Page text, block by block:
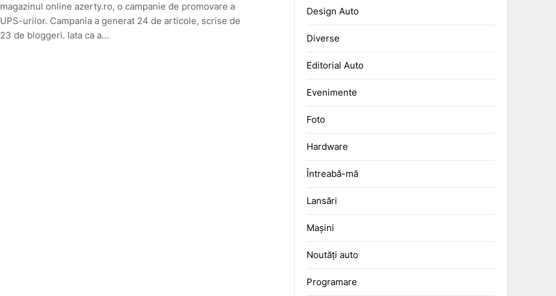
magazinul online azerty.ro, o campanie de promovare a
UPS-urilor. Campania a generat 24 de articole, scrise de
23 de bloggeri. Iata ca a…
Design Auto
Diverse
Editorial Auto
Evenimente
Foto
Hardware
Întreabă-mă
Lansări
Mașini
Noutăți auto
Programare